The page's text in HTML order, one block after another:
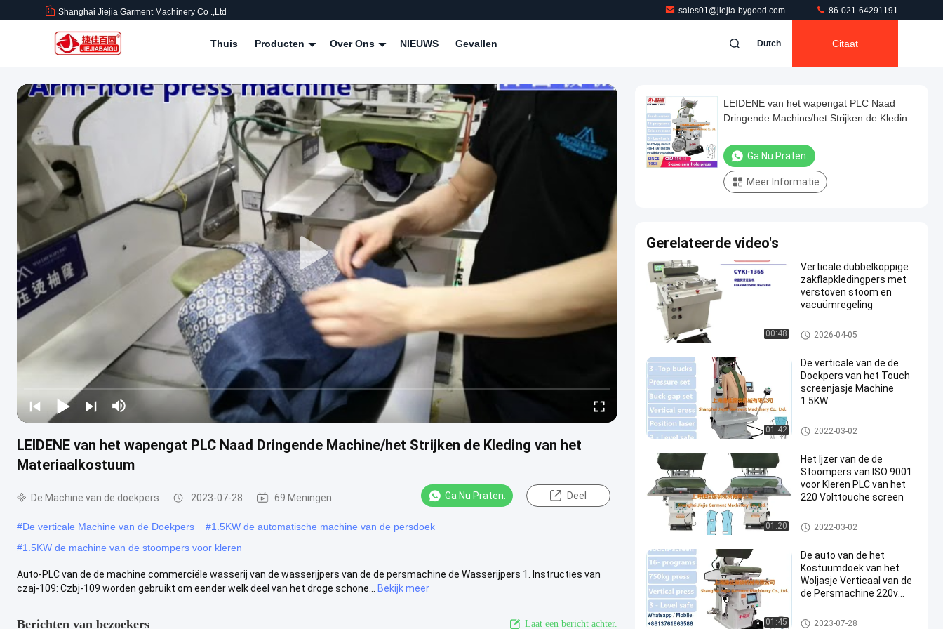
Shanghai Jiejia Garment Machinery Co .,ltd sales01@jiejia-bygood.com 86-021-64291191
Thuis Producten Over Ons NIEUWS Gevallen Dutch Citaat
LEIDENE van het wapengat PLC Naad Dringende Machine/het Strijken de Kleding van het
Materiaalkostuum
De Machine van de doekpers 2023-07-28 69 Meningen Ga Nu Praten. Deel
#De verticale Machine van de Doekpers #1.5KW de automatische machine van de persdoek
#1.5KW de machine van de stoompers voor kleren
Auto-PLC van de de machine commerciële wasserij van de wasserijpers van de de persmachine de Wasserijpers 1. Instructies van
czaj-109: Czbj-109 worden gebruikt om eender welk deel van het droge schone...
Bekijk meer
Berichten van bezoekers Laat een bericht achter.
LEIDENE van het wapengat PLC Naad
Dringende Machine/het Strijken de Kleding
Ga Nu Praten.
Meer Informatie
Gerelateerde video's
00:48
Verticale dubbelkoppige
zakflapkledingpers met
verstoven stoom en
vacuümregeling
De Machine van de doekpers
2026-04-05
01:42
De verticale van de de
Doekpers van het Touch
screenjasje Machine
1.5KW
De Machine van de doekpers
2022-03-02
01:20
Het Ijzer van de de
Stoompers van ISO 9001
voor Kleren PLC van het
220 Volttouche screen
De Machine van de doekpers
2022-03-02
01:45
De auto van de het
Kostuumdoek van het
Woljasje Verticaal van de
de Persmachine 220v
De Machine van de doekpers
2023-07-28